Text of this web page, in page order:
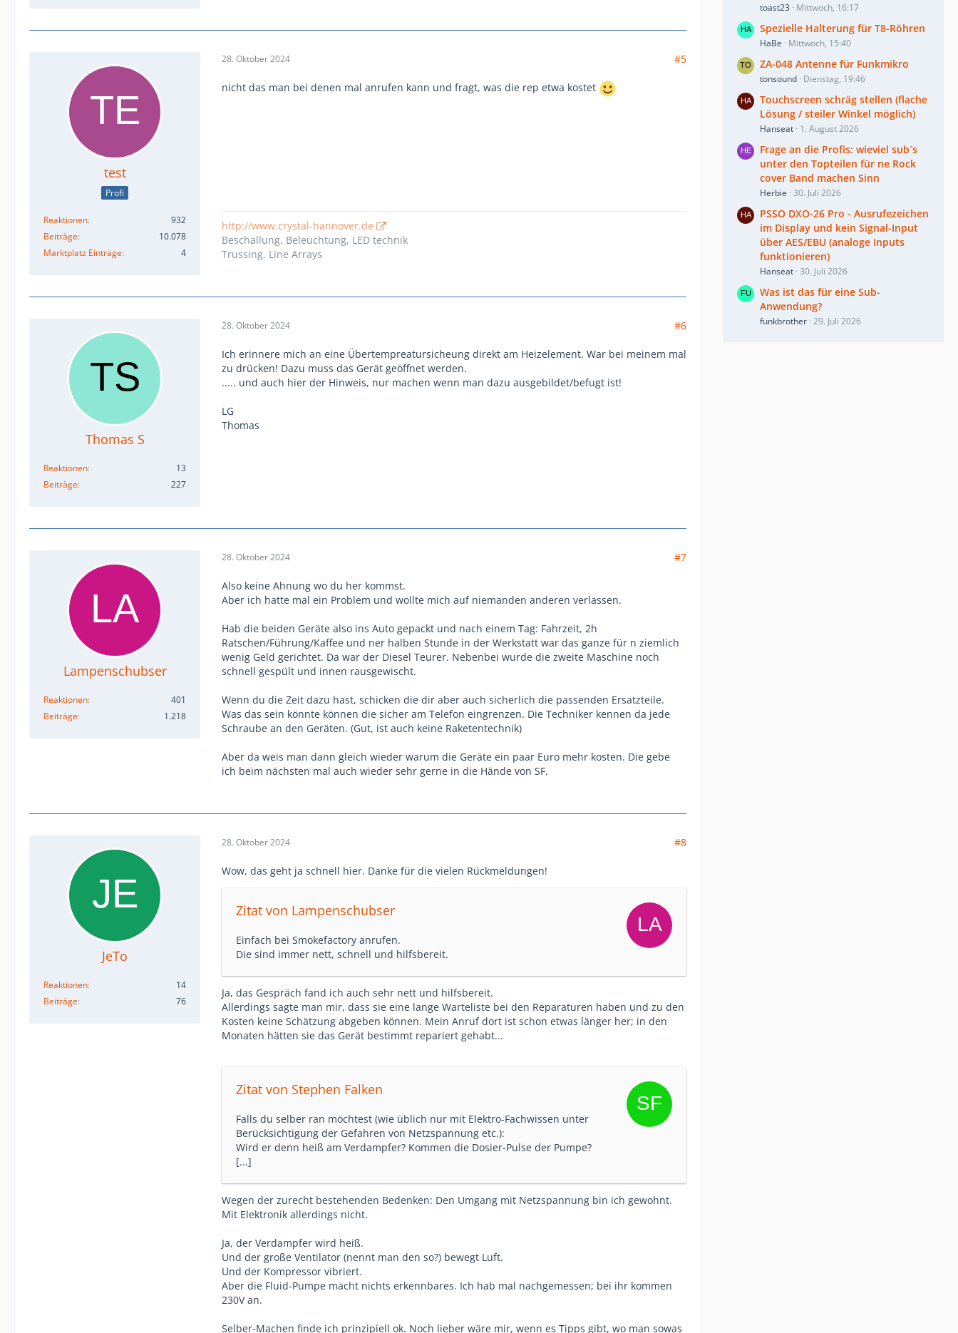
test
Profi
Reaktionen
932
Beiträge
10.078
Marktplatz Einträge
4
28. Oktober 2024 #5
nicht das man bei denen mal anrufen kann und fragt, was die rep etwa kostet
http://www.crystal-hannover.de
Beschallung, Beleuchtung, LED technik
Trussing, Line Arrays
Thomas S
Reaktionen
13
Beiträge
227
28. Oktober 2024 #6
Ich erinnere mich an eine Übertempreatursicheung direkt am Heizelement. War bei meinem mal
zu drücken! Dazu muss das Gerät geöffnet werden.
..... und auch hier der Hinweis, nur machen wenn man dazu ausgebildet/befugt ist!
LG
Thomas
Lampenschubser
Reaktionen
401
Beiträge
1.218
28. Oktober 2024 #7
Also keine Ahnung wo du her kommst.
Aber ich hatte mal ein Problem und wollte mich auf niemanden anderen verlassen.
Hab die beiden Geräte also ins Auto gepackt und nach einem Tag: Fahrzeit, 2h
Ratschen/Führung/Kaffee und ner halben Stunde in der Werkstatt war das ganze für n ziemlich
wenig Geld gerichtet. Da war der Diesel Teurer. Nebenbei wurde die zweite Maschine noch
schnell gespült und innen rausgewischt.
Wenn du die Zeit dazu hast, schicken die dir aber auch sicherlich die passenden Ersatzteile.
Was das sein könnte können die sicher am Telefon eingrenzen. Die Techniker kennen da jede
Schraube an den Geräten. (Gut, ist auch keine Raketentechnik)
Aber da weis man dann gleich wieder warum die Geräte ein paar Euro mehr kosten. Die gebe
ich beim nächsten mal auch wieder sehr gerne in die Hände von SF.
JeTo
Reaktionen
14
Beiträge
76
28. Oktober 2024 #8
Wow, das geht ja schnell hier. Danke für die vielen Rückmeldungen!
Zitat von Lampenschubser
Einfach bei Smokefactory anrufen.
Die sind immer nett, schnell und hilfsbereit.
Ja, das Gespräch fand ich auch sehr nett und hilfsbereit.
Allerdings sagte man mir, dass sie eine lange Warteliste bei den Reparaturen haben und zu den
Kosten keine Schätzung abgeben können. Mein Anruf dort ist schon etwas länger her; in den
Monaten hätten sie das Gerät bestimmt repariert gehabt...
Zitat von Stephen Falken
Falls du selber ran möchtest (wie üblich nur mit Elektro-Fachwissen unter
Berücksichtigung der Gefahren von Netzspannung etc.):
Wird er denn heiß am Verdampfer? Kommen die Dosier-Pulse der Pumpe?
[...]
Wegen der zurecht bestehenden Bedenken: Den Umgang mit Netzspannung bin ich gewohnt.
Mit Elektronik allerdings nicht.
Ja, der Verdampfer wird heiß.
Und der große Ventilator (nennt man den so?) bewegt Luft.
Und der Kompressor vibriert.
Aber die Fluid-Pumpe macht nichts erkennbares. Ich hab mal nachgemessen; bei ihr kommen
230V an.
Selber-Machen finde ich prinzipiell ok. Noch lieber wäre mir, wenn es Tipps gibt, wo man sowas
toast23 Mittwoch, 16:17
Spezielle Halterung für T8-Röhren
HaBe Mittwoch, 15:40
ZA-048 Antenne für Funkmikro
tonsound Dienstag, 19:46
Touchscreen schräg stellen (flache
Lösung / steiler Winkel möglich)
Hanseat 1. August 2026
Frage an die Profis: wieviel sub´s
unter den Topteilen für ne Rock
cover Band machen Sinn
Herbie 30. Juli 2026
PSSO DXO-26 Pro - Ausrufezeichen
im Display und kein Signal-Input
über AES/EBU (analoge Inputs
funktionieren)
Hanseat 30. Juli 2026
Was ist das für eine Sub-
Anwendung?
funkbrother 29. Juli 2026